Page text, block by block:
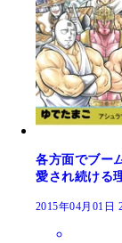
各方面でブー
愛され続ける
2015年04月01日